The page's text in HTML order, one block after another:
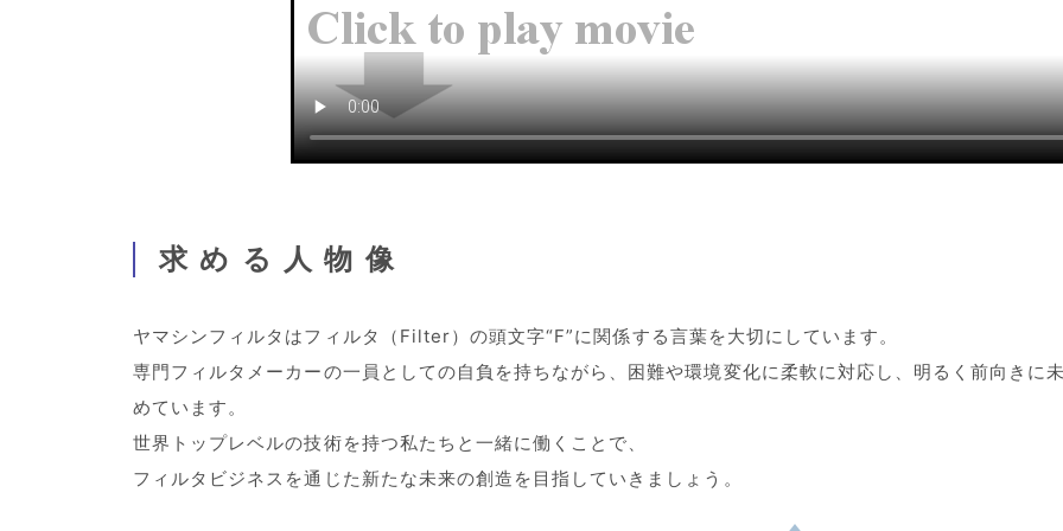
求める人物像
ヤマシンフィルタはフィルタ（Filter）の頭文字“F”に関係する言葉を大切にしています。
専門フィルタメーカーの一員としての自負を持ちながら、困難や環境変化に柔軟に対応し、明るく前向きに
めています。
世界トップレベルの技術を持つ私たちと一緒に働くことで、
フィルタビジネスを通じた新たな未来の創造を目指していきましょう。